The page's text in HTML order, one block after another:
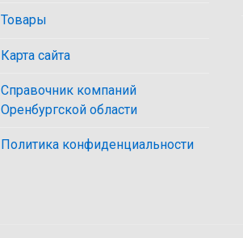
Товары
Карта сайта
Справочник компаний
Оренбургской области
Политика конфиденциальности